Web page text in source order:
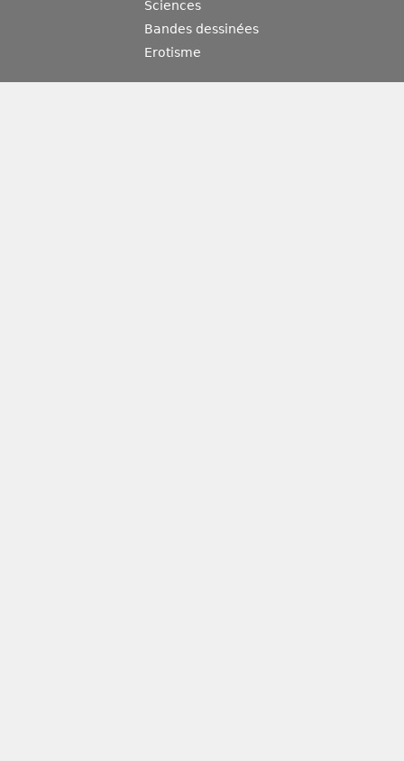
Sciences
Bandes dessinées
Erotisme